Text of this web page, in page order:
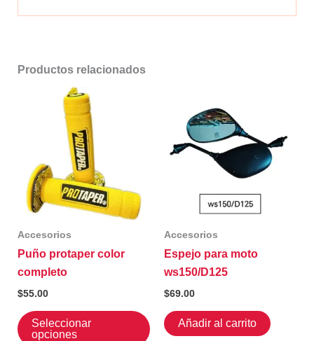
Productos relacionados
Accesorios
Puño protaper color
completo
$55.00
Seleccionar
opciones
Este
producto
Accesorios
Espejo para moto
ws150/D125
$69.00
Añadir al carrito